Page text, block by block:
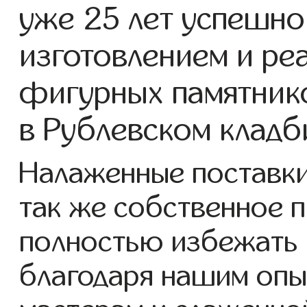
уже 25 лет
изготовлением и
фигурных
в Рублевском
Налаженные
так же собственное
полностью
благодаря нашим